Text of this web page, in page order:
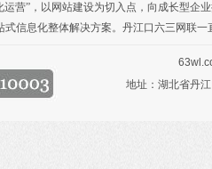
营”，以网站建设为切入点，向成长型企
式信息化整体解决方案。丹江口六三网联
地址：湖北省丹